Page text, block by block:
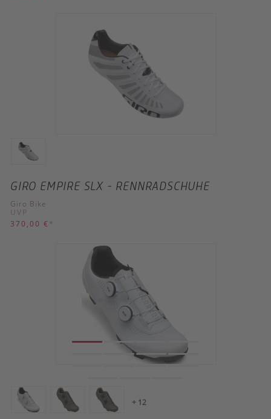
GIRO EMPIRE SLX - RENNRADSCHUHE
Giro Bike
UVP
370,00 € *
+ 12